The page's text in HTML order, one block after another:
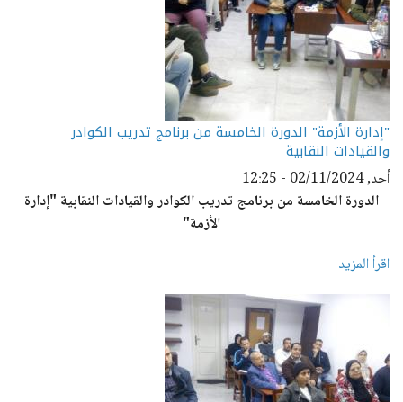
"إدارة الأزمة" الدورة الخامسة من برنامج تدريب الكوادر
والقيادات النقابية
أحد, 02/11/2024 - 12:25
الدورة الخامسة من برنامج تدريب الكوادر والقيادات النقابية "إدارة
الأزمة"
اقرأ المزيد